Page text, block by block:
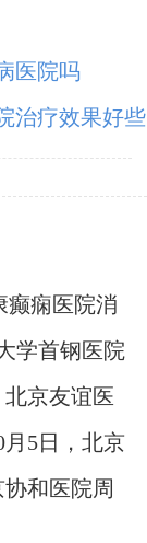
医院吗
治疗效果好些
痫医院消
学首钢医院
解癫痫疑难
北京友谊医
解癫痫难
月5日，北京
痫大额救
协和医院周